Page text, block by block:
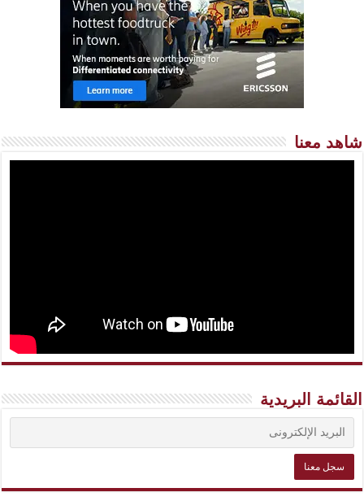
شاهد معنا
القائمة البريدية